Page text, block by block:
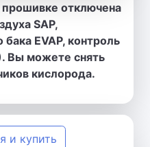
прошивке отключена
SAP,
EVAP, контроль
Вы можете снять
кислорода.
и купить